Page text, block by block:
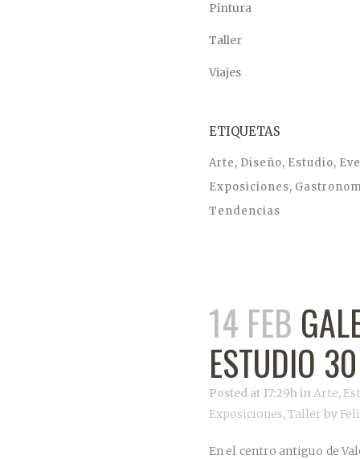
Pintura
Taller
Viajes
ETIQUETAS
Arte Diseño Estudio
Exposiciones
Tendencias
14 FEB
ESTUDIO 30
Posted at 17:29hinArte,
Exposiciones,Taller by
En el centro antiguo de